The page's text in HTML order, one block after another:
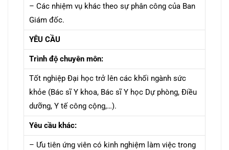
– Các nhiệm vụ khác theo sự phân công của Ban
Giám đốc.
YÊU CẦU
Trình độ chuyên môn:
Tốt nghiệp Đại học trở lên các khối ngành sức
khỏe (Bác sĩ Y khoa, Bác sĩ Y học Dự phòng, Điều
dưỡng, Y tế công cộng,…).
Yêu cầu khác:
– Ưu tiên ứng viên có kinh nghiệm làm việc trong